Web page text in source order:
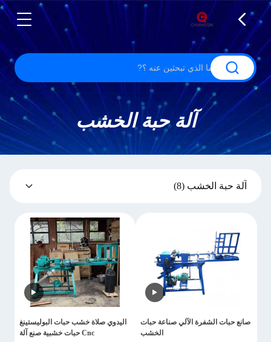
آلة حبة الخشب
آلة حبة الخشب (8)
صانع حبات الشفرة الآلي صناعة حبات
الخشب
اليدوي صلاة خشب حبات البوليستينغ
Cnc حبات خشبية صنع آلة